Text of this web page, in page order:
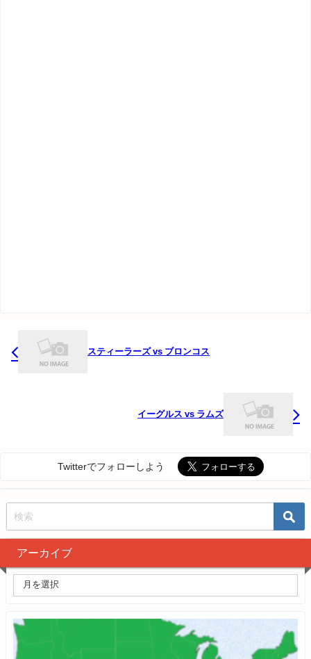
スティーラーズ vs ブロンコス
イーグルス vs ラムズ
Twitterでフォローしよう
アーカイブ